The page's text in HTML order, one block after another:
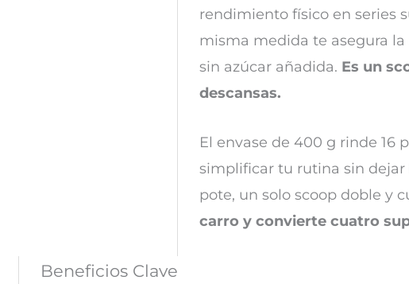
rendimiento físico en series
misma medida te asegura
sin azúcar añadida. Es un
descansas.
El envase de 400 g rinde 16
simplificar tu rutina sin dejar
pote, un solo scoop doble y
carro y convierte cuatro
Beneficios Clave